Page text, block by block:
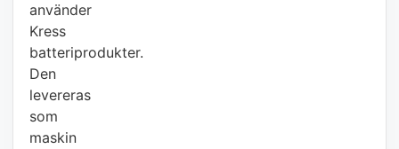
använder
Kress
batteriprodukter.
Den
levereras
som
maskin